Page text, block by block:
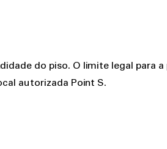
do piso. O limite legal para
autorizada Point S.